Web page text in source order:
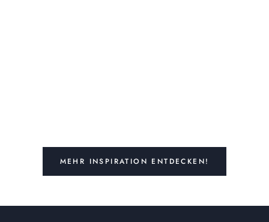
MEHR INSPIRATION ENTDECKEN!